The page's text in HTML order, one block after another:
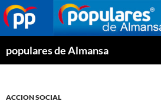
populares de Almansa
ACCION SOCIAL